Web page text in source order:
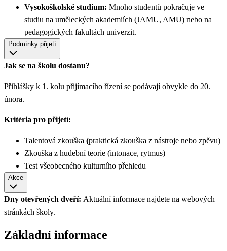
Vysokoškolské studium: Mnoho studentů pokračuje ve
studiu na uměleckých akademiích (JAMU, AMU) nebo na
pedagogických fakultách univerzit.
Podmínky přijetí
Jak se na školu dostanu?
Přihlášky k 1. kolu přijímacího řízení se podávají obvykle do 20.
února.
Kritéria pro přijetí:
Talentová zkouška (praktická zkouška z nástroje nebo zpěvu)
Zkouška z hudební teorie (intonace, rytmus)
Test všeobecného kulturního přehledu
Akce
Dny otevřených dveří: Aktuální informace najdete na webových
stránkách školy.
Základní informace